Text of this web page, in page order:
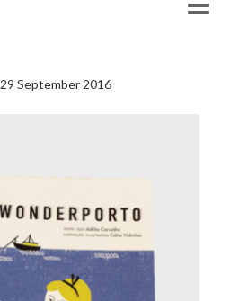
29 September 2016